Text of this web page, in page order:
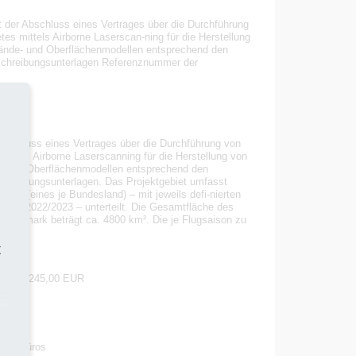
Abschluss eines Vertrages über die Durchführung
mittels Airborne Laserscan-ning für die Herstellung
und Oberflächenmodellen entsprechend den
Referenznummer der
eines Vertrages über die Durchführung von
Airborne Laserscanning für die Herstellung von
Oberflächenmodellen entsprechend den
Das Projektgebiet umfasst
(eines je Bundesland) – mit jeweils defi-nierten
2022/2023 – unterteilt. Die Gesamtfläche des
beträgt ca. 4800 km². Die je Flugsaison zu
740.245,00 EUR